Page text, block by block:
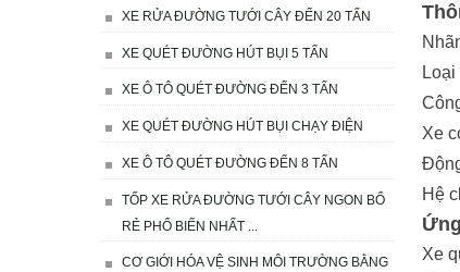
XE RỬA ĐƯỜNG TƯỚI CÂY ĐẾN 20 TẤN
XE QUÉT ĐƯỜNG HÚT BỤI 5 TẤN
XE Ô TÔ QUÉT ĐƯỜNG ĐẾN 3 TẤN
XE QUÉT ĐƯỜNG HÚT BỤI CHẠY ĐIỆN
XE Ô TÔ QUÉT ĐƯỜNG ĐẾN 8 TẤN
TỐP XE RỬA ĐƯỜNG TƯỚI CÂY NGON BỔ
RẺ PHỔ BIẾN NHẤT ...
CƠ GIỚI HÓA VỆ SINH MÔI TRƯỜNG BẰNG
Xe
Hệ
Xe